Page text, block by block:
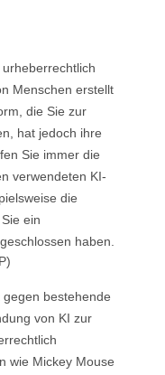
Menschen erstellt
die Sie zur
hat jedoch ihre
Sie immer die
verwendeten KI-
die
ein
haben.
bestehende
von KI zur
wie Mickey Mouse